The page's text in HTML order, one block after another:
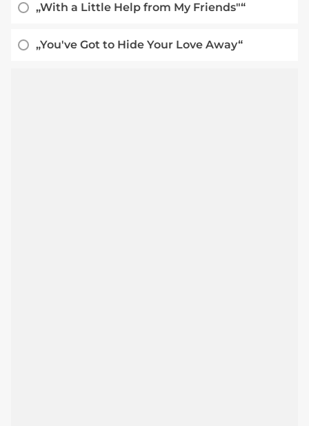
„With a Little Help from My Friends"“
„You've Got to Hide Your Love Away“